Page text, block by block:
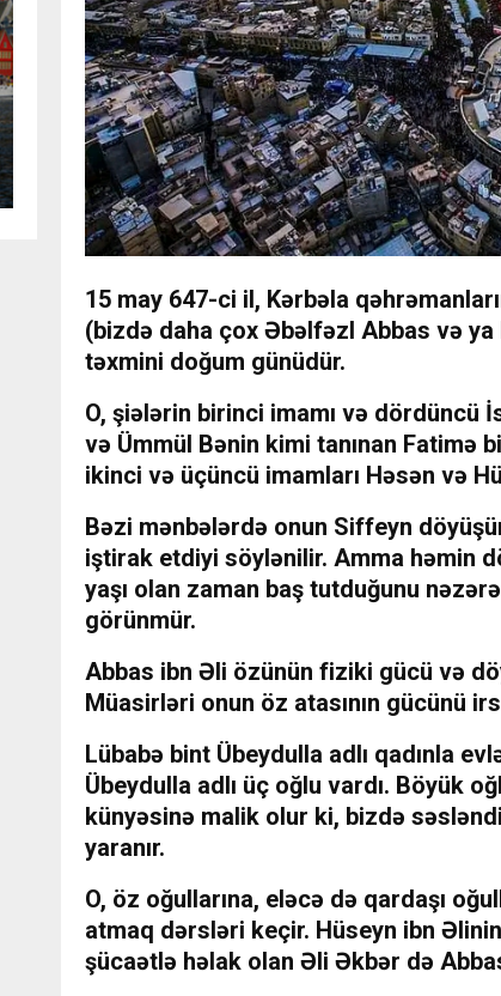
15 may 647-ci il, Kərbəla
(bizdə daha çox Əbəlfəzl Abbas və ya
təxmini doğum günüdür.
O, şiələrin birinci imamı və dördüncü
və Ümmül Bənin kimi tanınan Fatimə
ikinci və üçüncü imamları Həsən və
Bəzi mənbələrdə onun Siffeyn
iştirak etdiyi söylənilir. Amma həmin
yaşı olan zaman baş tutduğunu
görünmür.
Abbas ibn Əli özünün fiziki gücü və
Müasirləri onun öz atasının gücünü
Lübabə bint Übeydulla adlı qadınla
Übeydulla adlı üç oğlu vardı. Böyük
künyəsinə malik olur ki, bizdə
yaranır.
O, öz oğullarına, eləcə də qardaşı
atmaq dərsləri keçir. Hüseyn ibn
şücaətlə həlak olan Əli Əkbər də